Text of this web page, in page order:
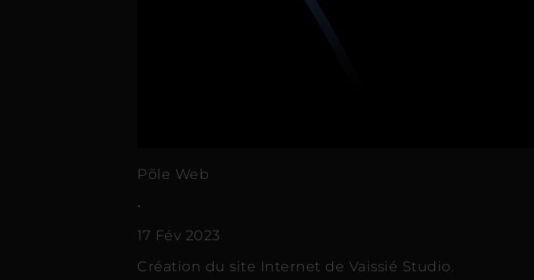
Põle Web
•
17 Fév 2023
Création du site Internet de Vaissié Studio.